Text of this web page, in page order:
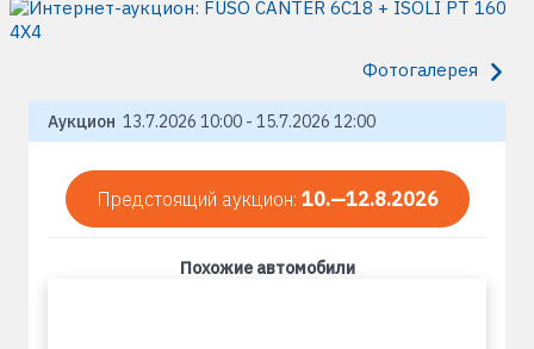
Фотогалерея
Аукцион 13.7.2026 10:00 - 15.7.2026 12:00
Предстоящий аукцион: 10.—12.8.2026
Похожие автомобили